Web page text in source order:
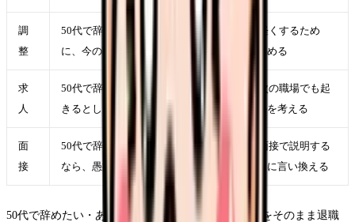
調
整
50代で辞めたい・あと10年をどう働くかを軽くするため
に、今の職場で一つだけ変えられる条件を決める
求
人
50代で辞めたい・あと10年をどう働くかが次の職場でも起
きるとしたら、求人票のどの項目に表れるかを考える
面
接
50代で辞めたい・あと10年をどう働くかを面接で説明する
なら、愚痴ではなく「次に重視したい条件」に言い換える
50代で辞めたい・あと10年をどう働くかという言葉をそのまま退職